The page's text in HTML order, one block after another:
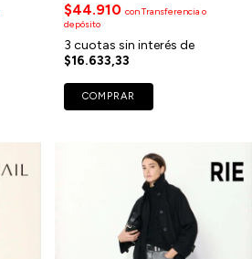
$44.910 conTransferencia o
depósito
3 cuotas sin interés de
$16.633,33
COMPRAR